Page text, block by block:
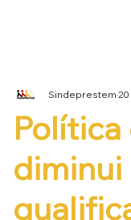
diminui
Sindeprestem